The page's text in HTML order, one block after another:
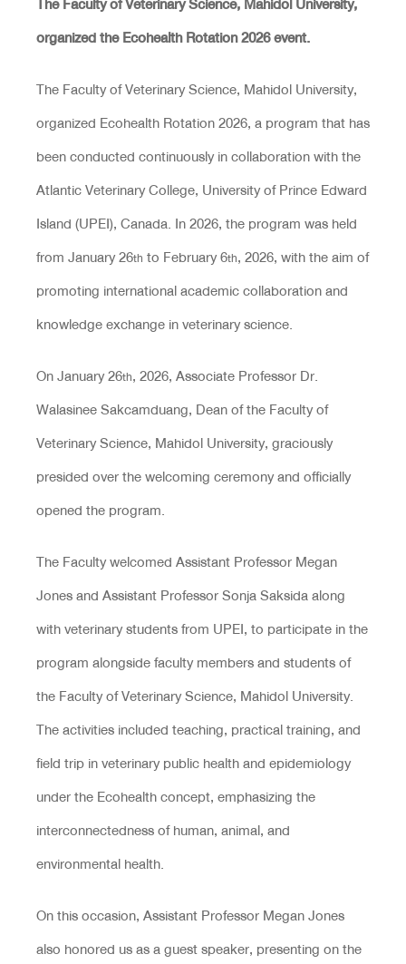
organized the Ecohealth Rotation 2026 event.
The Faculty of Veterinary Science, Mahidol University,
organized Ecohealth Rotation 2026, a program that has
been conducted continuously in collaboration with the
Atlantic Veterinary College, University of Prince Edward
Island (UPEI), Canada. In 2026, the program was held
from January 26th to February 6th, 2026, with the aim of
promoting international academic collaboration and
knowledge exchange in veterinary science.
On January 26th, 2026, Associate Professor Dr.
Walasinee Sakcamduang, Dean of the Faculty of
Veterinary Science, Mahidol University, graciously
presided over the welcoming ceremony and officially
opened the program.
The Faculty welcomed Assistant Professor Megan
Jones and Assistant Professor Sonja Saksida along
with veterinary students from UPEI, to participate in the
program alongside faculty members and students of
the Faculty of Veterinary Science, Mahidol University.
The activities included teaching, practical training, and
field trip in veterinary public health and epidemiology
under the Ecohealth concept, emphasizing the
interconnectedness of human, animal, and
environmental health.
On this occasion, Assistant Professor Megan Jones
also honored us as a guest speaker, presenting on the